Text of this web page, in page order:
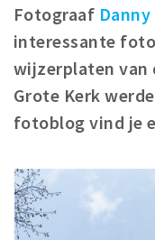
Parkeren
Musea, theaters &
Uitjes & activiteiten
Natuurgebieden
Baroniepoorten
Sport
Fotograaf
interessante
wijzerplaten van
Grote Kerk
fotoblog vind je